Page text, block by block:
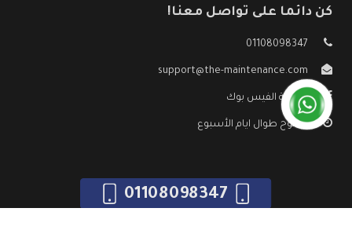
كن دائما على تواصل معنا!
01108098347
support@the-maintenance.com
صفحة الفيس بوك
مفتوح طوال ايام الأسبوع
01108098347